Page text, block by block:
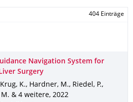
404 Einträge
Navigation System for
Surgery
K., Hardner, M., Riedel, P.,
M. & 4 weitere, 2022